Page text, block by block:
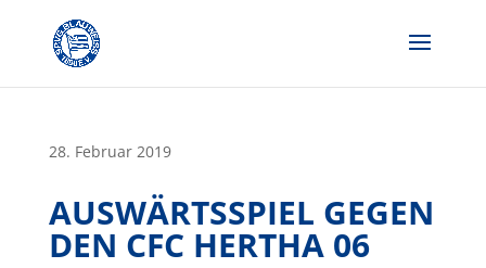
content
28. Februar 2019
AUSWÄRTSSPIEL GEGEN
DEN CFC HERTHA 06